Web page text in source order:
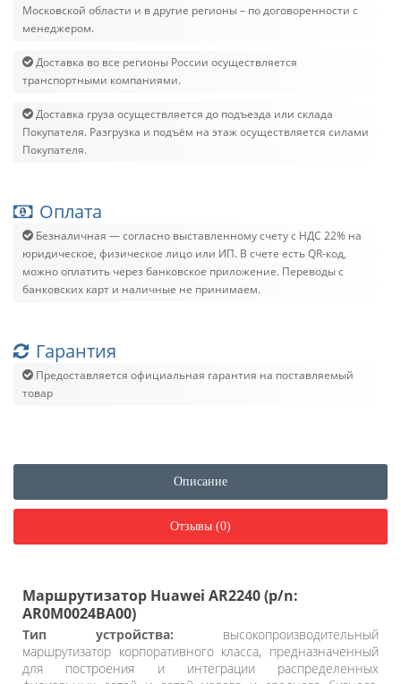
Московской области и в другие регионы – по договоренности с
менеджером.
Доставка во все регионы России осуществляется
транспортными компаниями.
Доставка груза осуществляется до подъезда или склада
Покупателя. Разгрузка и подъём на этаж осуществляется силами
Покупателя.
Оплата
Безналичная — согласно выставленному счету c НДС 22% на
юридическое, физическое лицо или ИП. В счете есть QR-код,
можно оплатить через банковское приложение. Переводы с
банковских карт и наличные не принимаем.
Гарантия
Предоставляется официальная гарантия на поставляемый
товар
Описание
Отзывы (0)
Маршрутизатор Huawei AR2240 (p/n:
AR0M0024BA00)
Тип устройства: высокопроизводительный
маршрутизатор корпоративного класса, предназначенный
для построения и интеграции распределенных